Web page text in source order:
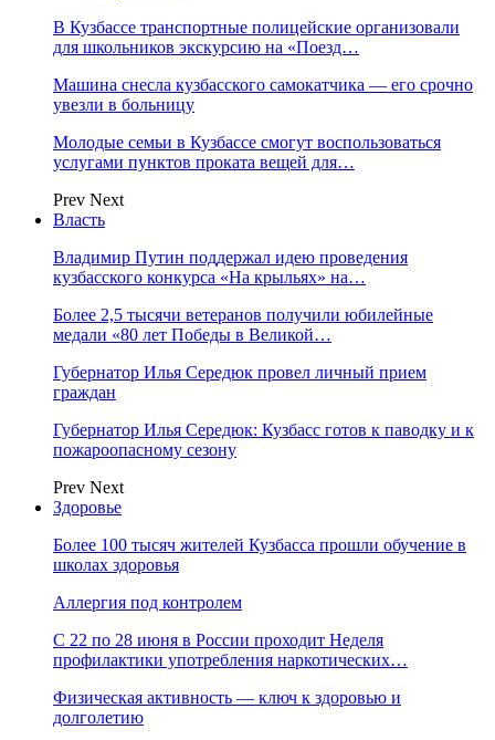
В Кузбассе транспортные полицейские организовали
для школьников экскурсию на «Поезд…
Машина снесла кузбасского самокатчика — его срочно
увезли в больницу
Молодые семьи в Кузбассе смогут воспользоваться
услугами пунктов проката вещей для…
Prev Next
Власть
Владимир Путин поддержал идею проведения
кузбасского конкурса «На крыльях» на…
Более 2,5 тысячи ветеранов получили юбилейные
медали «80 лет Победы в Великой…
Губернатор Илья Середюк провел личный прием
граждан
Губернатор Илья Середюк: Кузбасс готов к паводку и к
пожароопасному сезону
Prev Next
Здоровье
Более 100 тысяч жителей Кузбасса прошли обучение в
школах здоровья
Аллергия под контролем
С 22 по 28 июня в России проходит Неделя
профилактики употребления наркотических…
Физическая активность — ключ к здоровью и
долголетию